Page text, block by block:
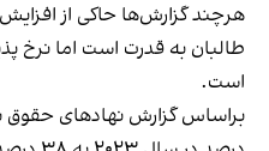
هرچند گزارش‌ها حاکی از
طالبان به قدرت است اما نرخ
است.